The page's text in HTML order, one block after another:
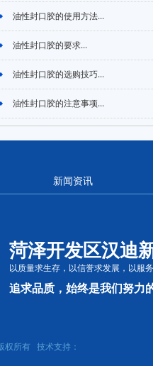
油性封口胶的使用方法...
油性封口胶的要求...
油性封口胶的选购技巧...
油性封口胶的注意事项...
新闻资讯
菏泽开发区汉迪
以质量求生存，以信誉求发展，以服
追求品质，始终是我们努力
所有 技术支持：